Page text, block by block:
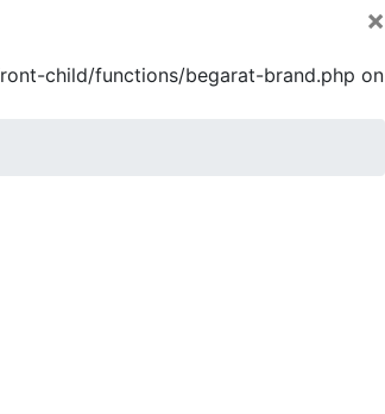
×
child/functions/begarat-brand.php on